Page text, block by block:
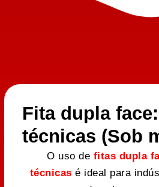
Fita dupla
técnicas (Sob
O uso de fitas dupla
técnicas é ideal para